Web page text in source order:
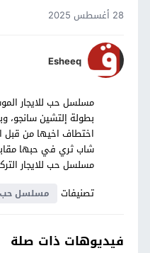
28 أغسطس 2025
Esheeq
بطولة إلتشين سانجو،
اختطاف اخيها من قبل
مسلسل حب للايجار
تصنيفات
مسلسل حب
فيديوهات ذات صلة